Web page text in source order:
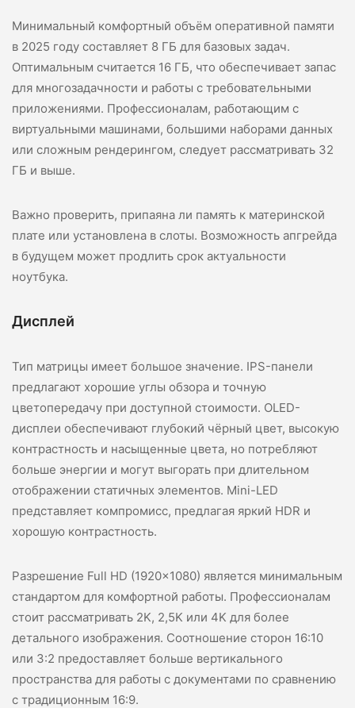
Минимальный комфортный объём оперативной памяти
в 2025 году составляет 8 ГБ для базовых задач.
Оптимальным считается 16 ГБ, что обеспечивает запас
для многозадачности и работы с требовательными
приложениями. Профессионалам, работающим с
виртуальными машинами, большими наборами данных
или сложным рендерингом, следует рассматривать 32
ГБ и выше.
Важно проверить, припаяна ли память к материнской
плате или установлена в слоты. Возможность апгрейда
в будущем может продлить срок актуальности
ноутбука.
Дисплей
Тип матрицы имеет большое значение. IPS-панели
предлагают хорошие углы обзора и точную
цветопередачу при доступной стоимости. OLED-
дисплеи обеспечивают глубокий чёрный цвет, высокую
контрастность и насыщенные цвета, но потребляют
больше энергии и могут выгорать при длительном
отображении статичных элементов. Mini-LED
представляет компромисс, предлагая яркий HDR и
хорошую контрастность.
Разрешение Full HD (1920×1080) является минимальным
стандартом для комфортной работы. Профессионалам
стоит рассматривать 2K, 2,5K или 4K для более
детального изображения. Соотношение сторон 16:10
или 3:2 предоставляет больше вертикального
пространства для работы с документами по сравнению
с традиционным 16:9.